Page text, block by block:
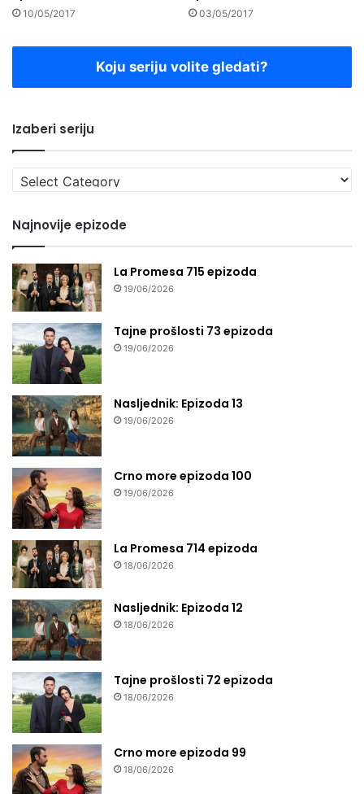
10/05/2017 03/05/2017
Koju seriju volite gledati?
Izaberi seriju
Izaberi
seriju
Najnovije epizode
La Promesa 715 epizoda
19/06/2026
Tajne prošlosti 73 epizoda
19/06/2026
Nasljednik: Epizoda 13
19/06/2026
Crno more epizoda 100
19/06/2026
La Promesa 714 epizoda
18/06/2026
Nasljednik: Epizoda 12
18/06/2026
Tajne prošlosti 72 epizoda
18/06/2026
Crno more epizoda 99
18/06/2026